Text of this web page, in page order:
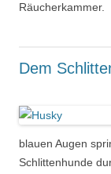
Räucherkammer.
Dem
blauen Augen
Schlittenhunde